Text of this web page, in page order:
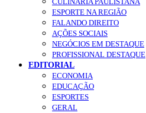
ESPORTE NA REGIÃO
FALANDO DIREITO
AÇÕES SOCIAIS
NEGÓCIOS EM DESTAQUE
PROFISSIONAL DESTAQUE
EDITORIAL
ECONOMIA
EDUCAÇÃO
ESPORTES
GERAL